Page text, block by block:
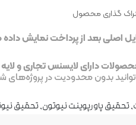
گذاری محصول
اصلی بعد از پرداخت نمایش
دارای لایسنس تجاری و
بدون محدودیت در پروژه‌های
,تحقیق پاورپوینت نیوتون,تحقیق